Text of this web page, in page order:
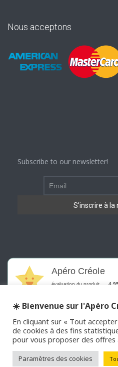
Nous acceptons
Subscribe to our newsletter!
Apéro Créole
évaluation du produit
©2026 APERO CREOLE . Tous
☀️ Bienvenue sur l'Apéro
En cliquant sur « Tout
de cookies à des fins
pour vous proposer des offres
Paramètres des cookies